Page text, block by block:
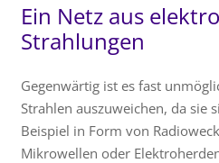
Ein Netz aus
Strahlungen
Gegenwärtig ist es fast
Strahlen auszuweichen, da sie
Beispiel in Form von
Mikrowellen oder